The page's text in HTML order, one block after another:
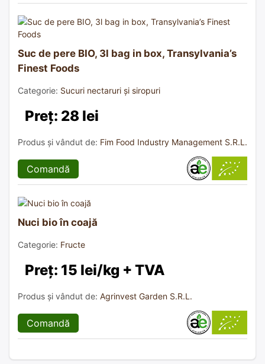
Suc de pere BIO, 3l bag in box, Transylvania’s
Finest Foods
Categorie: Sucuri nectaruri și siropuri
Preț: 28 lei
Produs și vândut de: Fim Food Industry Management S.R.L.
Comandă
Nuci bio în coajă
Categorie: Fructe
Preț: 15 lei/kg + TVA
Produs și vândut de: Agrinvest Garden S.R.L.
Comandă